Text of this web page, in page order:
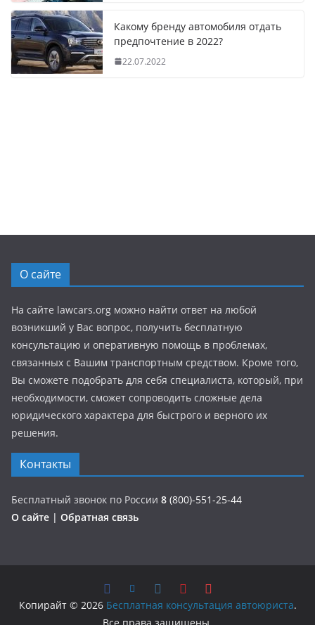
Какому бренду автомобиля отдать
предпочтение в 2022?
22.07.2022
О сайте
На сайте lawcars.org можно найти ответ на любой
возникший у Вас вопрос, получить бесплатную
консультацию и оперативную помощь в проблемах,
связанных с Вашим транспортным средством. Кроме того,
Вы сможете подобрать для себя специалиста, который, при
необходимости, сможет сопроводить сложные дела
юридического характера для быстрого и верного их
решения.
Контакты
Бесплатный звонок по России 8 (800)-551-25-44
О сайте | Обратная связь
Копирайт © 2026 Бесплатная консультация автоюриста.